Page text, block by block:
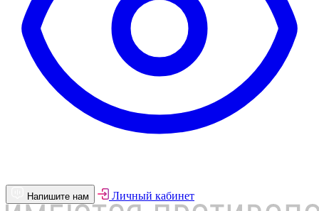
Напишите нам Личный кабинет